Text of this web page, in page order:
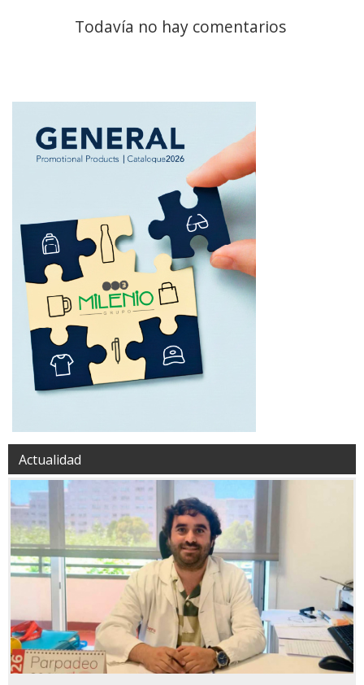
Todavía no hay comentarios
Actualidad